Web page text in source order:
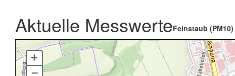
Aktuelle MesswerteFeinstaub (PM10)
+
–